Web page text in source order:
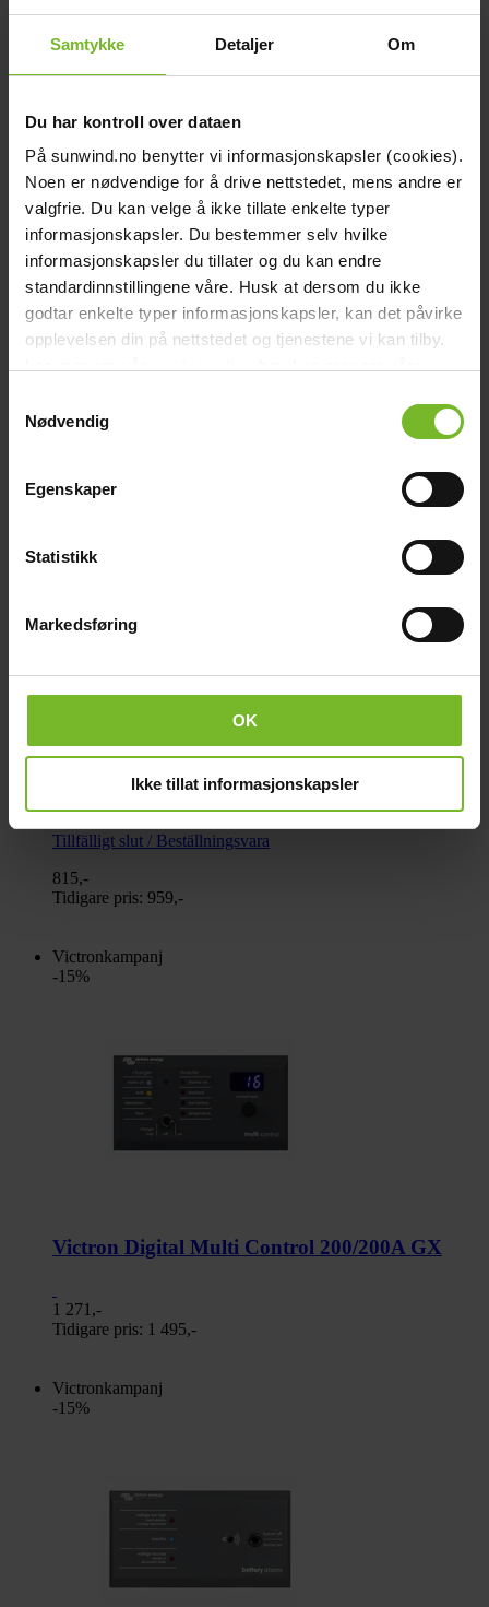
Samtykke Detaljer Om
Du har kontroll over dataen
På sunwind.no benytter vi informasjonskapsler (cookies).
Noen er nødvendige for å drive nettstedet, mens andre er
valgfrie. Du kan velge å ikke tillate enkelte typer
informasjonskapsler. Du bestemmer selv hvilke
informasjonskapsler du tillater og du kan endre
standardinnstillingene våre. Husk at dersom du ikke
godtar enkelte typer informasjonskapsler, kan det påvirke
opplevelsen din på nettstedet og tjenestene vi kan tilby.
Nødvendig
Egenskaper
Statistikk
Markedsføring
OK
Ikke tillat informasjonskapsler
Betala med Klarna
Få varorna först, betala sen
Beskrivning
Teknisk data
Recensioner
Liknande produkter
Frågor och svar
Frakt och villkor
Beskrivning
Skylla-i Control gör det möjligt att ändra laddningsströmmen och
avläsa systemstatus.
Teknisk data
Victron art.nr:
Höjd (cm):
Längd (cm):5
Liknande produkter
-15%
Victron Phoenix Charger Control
Tillfälligt slut / Beställningsvara
815,-
Tidigare pris: 959,-
Victronkampanj
-15%
Victron Digital Multi Control 200/200A GX
1 271,-
Tidigare pris: 1 495,-
Victronkampanj
-15%